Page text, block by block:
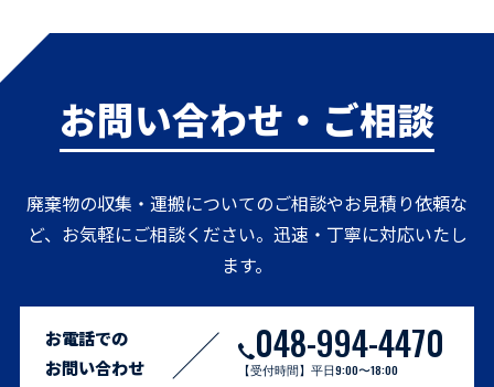
お問い合わせ・ご相談
廃棄物の収集・運搬についてのご相談やお見積り依頼な
ど、お気軽にご相談ください。迅速・丁寧に対応いたし
ます。
お電話での
お問い合わせ
048-994-4470
【受付時間】平日9:00〜18:00